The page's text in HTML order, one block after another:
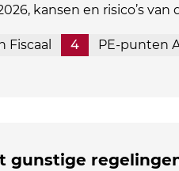
kansen en risico’s van
Fiscaal 4 PE-punten
gunstige